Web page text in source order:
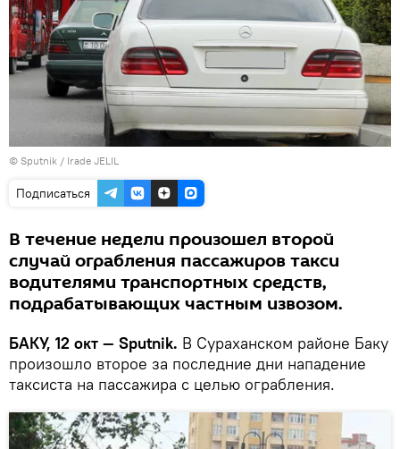
© Sputnik / Irade JELIL
Подписаться
В течение недели произошел второй
случай ограбления пассажиров такси
водителями транспортных средств,
подрабатывающих частным извозом.
БАКУ, 12 окт — Sputnik. В Сураханском районе Баку
произошло второе за последние дни нападение
таксиста на пассажира с целью ограбления.